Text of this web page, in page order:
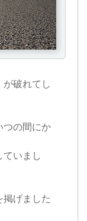
が破れてし
つの間にか
ていまし
掲げました